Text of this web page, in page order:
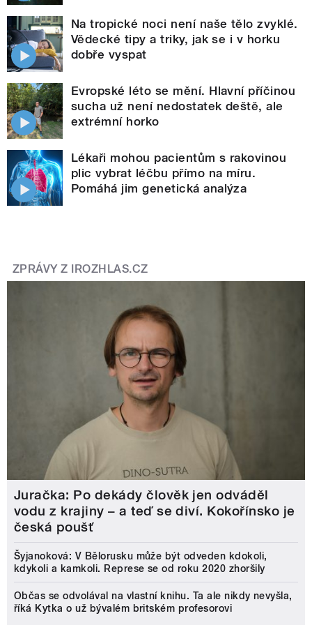
Na tropické noci není naše tělo zvyklé.
Vědecké tipy a triky, jak se i v horku
dobře vyspat
Evropské léto se mění. Hlavní příčinou
sucha už není nedostatek deště, ale
extrémní horko
Lékaři mohou pacientům s rakovinou
plic vybrat léčbu přímo na míru.
Pomáhá jim genetická analýza
ZPRÁVY Z IROZHLAS.CZ
Juračka: Po dekády člověk jen odváděl
vodu z krajiny – a teď se diví. Kokořínsko je
česká poušť
Šyjanoková: V Bělorusku může být odveden kdokoli,
kdykoli a kamkoli. Represe se od roku 2020 zhoršily
Občas se odvolával na vlastní knihu. Ta ale nikdy nevyšla,
říká Kytka o už bývalém britském profesorovi